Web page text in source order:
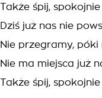
Także śpij,
Dziś już nas nie
Nie przegramy,
Nie ma miejsca już
Także śpij,